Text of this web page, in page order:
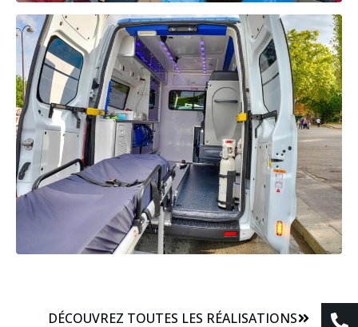
DÉCOUVREZ TOUTES LES RÉALISATIONS